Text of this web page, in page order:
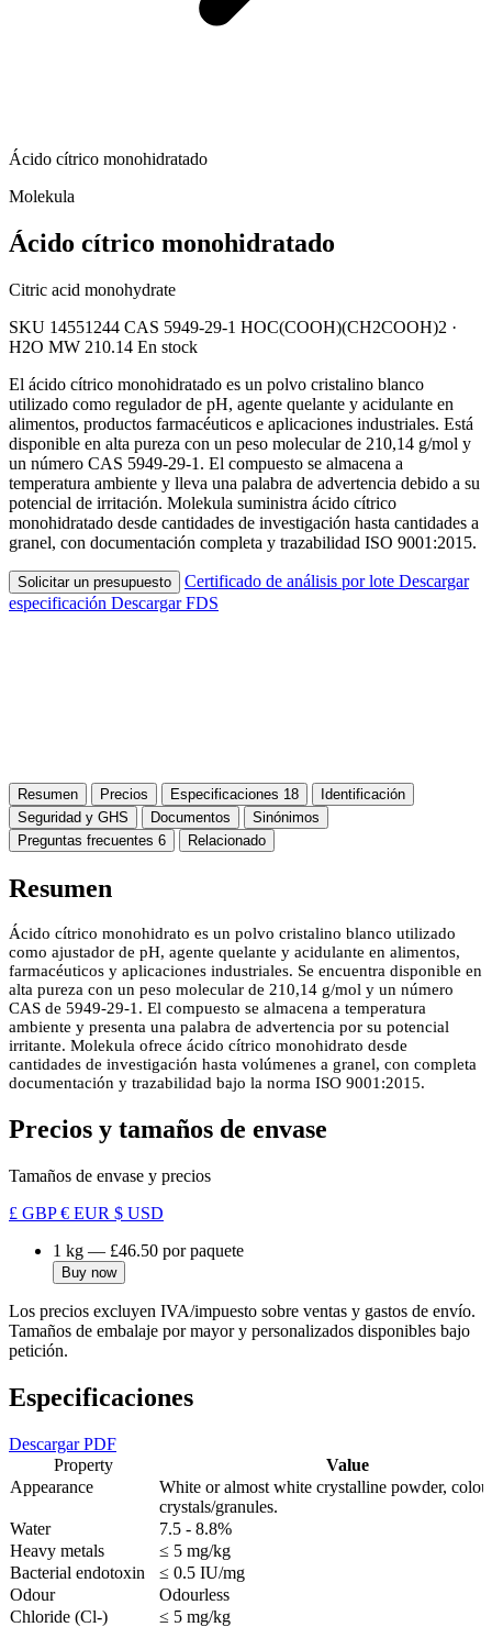
Ácido cítrico monohidratado
Molekula
Ácido cítrico monohidratado
Citric acid monohydrate
SKU 14551244 CAS 5949-29-1 HOC(COOH)(CH2COOH)2 ·
H2O MW 210.14 En stock
El ácido cítrico monohidratado es un polvo cristalino blanco
utilizado como regulador de pH, agente quelante y acidulante en
alimentos, productos farmacéuticos e aplicaciones industriales. Está
disponible en alta pureza con un peso molecular de 210,14 g/mol y
un número CAS 5949-29-1. El compuesto se almacena a
temperatura ambiente y lleva una palabra de advertencia debido a su
potencial de irritación. Molekula suministra ácido cítrico
monohidratado desde cantidades de investigación hasta cantidades a
granel, con documentación completa y trazabilidad ISO 9001:2015.
Solicitar un presupuesto Certificado de análisis por lote Descargar
especificación Descargar FDS
Resumen Precios Especificaciones 18
Identificación
Seguridad y GHS
Documentos
Sinónimos
Preguntas frecuentes 6 Relacionado
Resumen
Ácido cítrico monohidrato es un polvo cristalino blanco utilizado
como ajustador de pH, agente quelante y acidulante en alimentos,
farmacéuticos y aplicaciones industriales. Se encuentra disponible en
alta pureza con un peso molecular de 210,14 g/mol y un número
CAS de 5949-29-1. El compuesto se almacena a temperatura
ambiente y presenta una palabra de advertencia por su potencial
irritante. Molekula ofrece ácido cítrico monohidrato desde
cantidades de investigación hasta volúmenes a granel, con completa
documentación y trazabilidad bajo la norma ISO 9001:2015.
Precios y tamaños de envase
Tamaños de envase y precios
£ GBP€ EUR $ USD
1 kg — £46.50 por paquete
Buy now
Los precios excluyen IVA/impuesto sobre ventas y gastos de envío.
Tamaños de embalaje por mayor y personalizados disponibles bajo
petición.
Especificaciones
Descargar PDF
Property
Value
Appearance
White or almost white crystalline powder,
crystals/granules.
Water
7.5 - 8.8%
Heavy metals
≤ 5 mg/kg
Bacterial endotoxin
≤ 0.5 IU/mg
Odour
Odourless
Chloride (Cl-)
≤ 5 mg/kg